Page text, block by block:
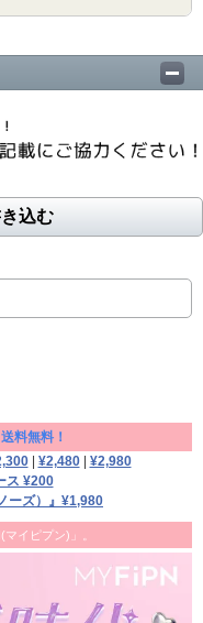
込む
送料無料！
| ¥2,480| ¥2,980
ス ¥200
ーズ）』¥1,980
イピプン)」。